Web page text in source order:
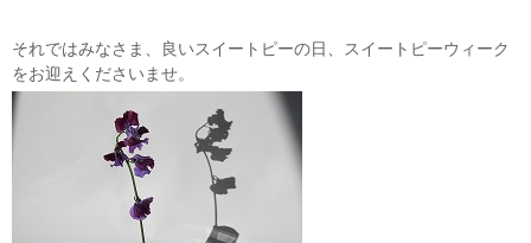
それではみなさま、良いスイートピーの日、スイートピーウィーク
をお迎えくださいませ。